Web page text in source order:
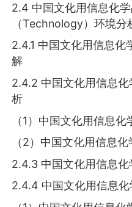
2.4 中国文化用信息化
（Technology）环境分
2.4.1 中国文化用信息化
解
2.4.2 中国文化用信息
析
（1）中国文化用信息
（2）中国文化用信息
2.4.3 中国文化用信息
2.4.4 中国文化用信息